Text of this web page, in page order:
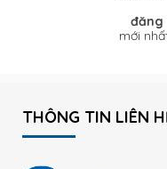
đăng
mới
THÔNG TIN LIÊN